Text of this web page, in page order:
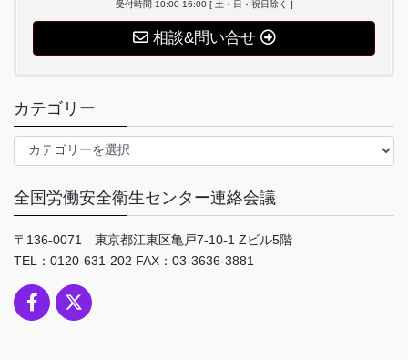
受付時間 10:00-16:00 [ 土・日・祝日除く ]
相談&問い合せ
カテゴリー
テ
リ
ー
全国労働安全衛生センター連絡会議
〒136-0071 東京都江東区亀戸7-10-1 Zビル5階
TEL：0120-631-202 FAX：03-3636-3881